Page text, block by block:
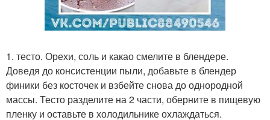
1. тесто. Орехи, соль и какао смелите в блендере.
Доведя до консистенции пыли, добавьте в блендер
финики без косточек и взбейте снова до однородной
массы. Тесто разделите на 2 части, оберните в пищевую
пленку и оставьте в холодильнике охлаждаться.